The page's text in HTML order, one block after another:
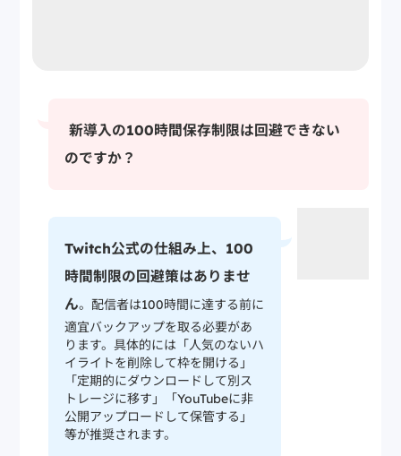
新導入の100時間保存制限は回避できない
のですか？
Twitch公式の仕組み上、100
時間制限の回避策はありませ
ん。配信者は100時間に達する前に
適宜バックアップを取る必要があ
ります。具体的には「人気のないハ
イライトを削除して枠を開ける」
「定期的にダウンロードして別ス
トレージに移す」「YouTubeに非
公開アップロードして保管する」
等が推奨されます。